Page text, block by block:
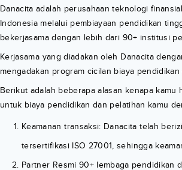
Danacita adalah perusahaan teknologi
Indonesia melalui pembiayaan pendidikan
bekerjasama dengan lebih dari 90+ institusi
Kerjasama yang diadakan oleh Danacita
mengadakan program cicilan biaya
Berikut adalah beberapa alasan kenapa
untuk biaya pendidikan dan pelatihan kamu
Keamanan transaksi: Danacita telah
tersertifikasi ISO 27001, sehingga
Partner Resmi 90+ lembaga pendidikan